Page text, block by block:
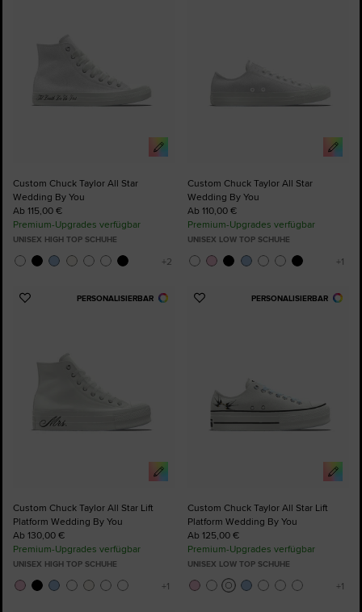
Custom Chuck Taylor All Star
Wedding By You
Ab 115,00 €
Premium-Upgrades verfügbar
UNISEX HIGH TOP SCHUHE
Custom Chuck Taylor All Star
Wedding By You
Ab 110,00 €
Premium-Upgrades verfügbar
UNISEX LOW TOP SCHUHE
PERSONALISIERBAR
Zu
Custom Chuck Taylor All Star Lift
Platform Wedding By You
Ab 130,00 €
Premium-Upgrades verfügbar
UNISEX HIGH TOP SCHUHE
PERSONALISIERBAR
Zu
Custom Chuck Taylor All Star Lift
Platform Wedding By You
Ab 125,00 €
Premium-Upgrades verfügbar
UNISEX LOW TOP SCHUHE